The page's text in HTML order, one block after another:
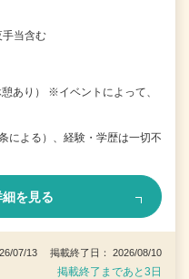
当含む
あり） ※イベントによって、
による）、経験・学歴は一切不
細を見る
07/13 掲載終了日： 2026/08/10
掲載終了まであと3日